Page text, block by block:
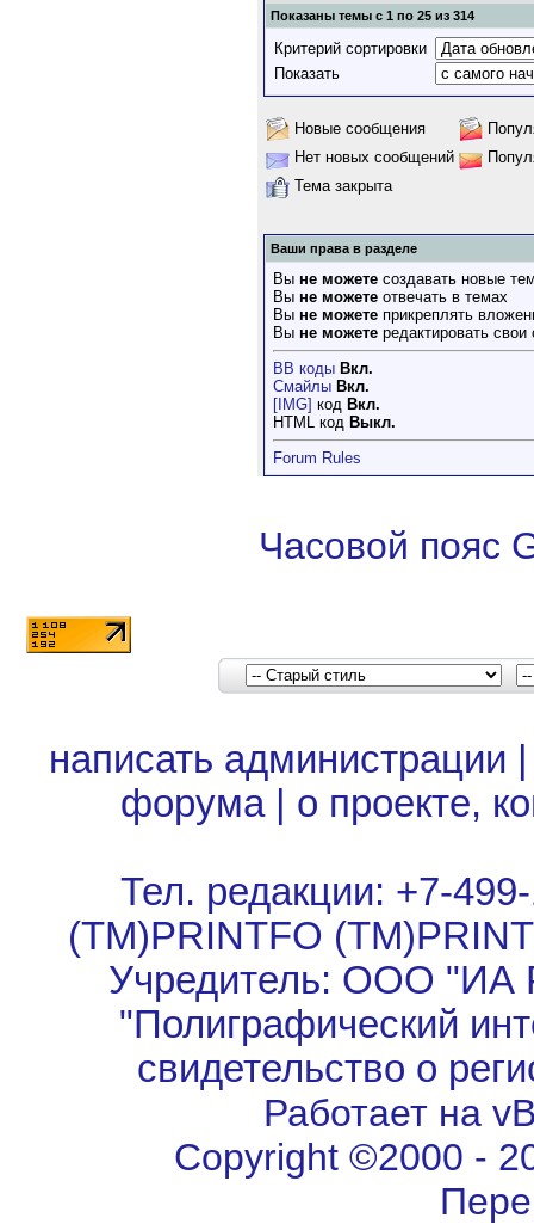
Показаны темы с 1 по 25 из 314
Критерий сортировки
Показать
Новые сообщения
Нет новых сообщений
Тема закрыта
Ваши права в разделе
Вы не можете создавать новые
Вы не можете отвечать в темах
Вы не можете прикреплять
Вы не можете редактировать
BB коды Вкл.
Смайлы Вкл.
[IMG] код Вкл.
HTML код Выкл.
Forum Rules
Часовой пояс
написать администрации
форума| о проекте,
Тел. редакции: +7-
(TM)PRINTFO
Учредитель: ООО "ИА
"Полиграфический
свидетельство о
Работает на
Copyright ©2000 -